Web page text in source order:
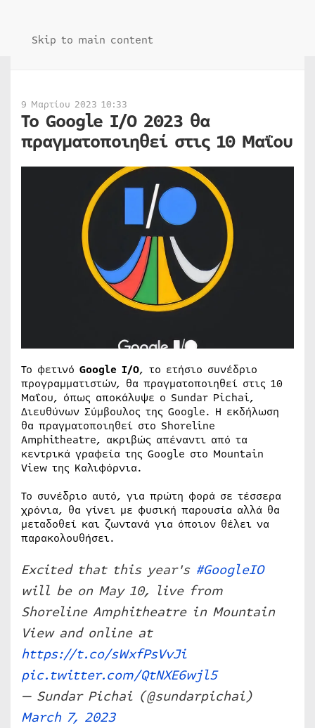
Skip to main content
9 Μαρτίου 2023 10:33
Το Google I/O 2023 θα
πραγματοποιηθεί στις 10 Μαΐου
Το φετινό Google I/O, το ετήσιο συνέδριο
προγραμματιστών, θα πραγματοποιηθεί στις 10
Μαΐου, όπως αποκάλυψε ο Sundar Pichai,
Διευθύνων Σύμβουλος της Google. Η εκδήλωση
θα πραγματοποιηθεί στο Shoreline
Amphitheatre, ακριβώς απέναντι από τα
κεντρικά γραφεία της Google στο Mountain
View της Καλιφόρνια.
Το συνέδριο αυτό, για πρώτη φορά σε τέσσερα
χρόνια, θα γίνει με φυσική παρουσία αλλά θα
μεταδοθεί και ζωντανά για όποιον θέλει να
παρακολουθήσει.
Excited that this year's #GoogleIO
will be on May 10, live from
Shoreline Amphitheatre in Mountain
View and online at
https://t.co/sWxfPsVvJi
pic.twitter.com/QtNXE6wjl5
— Sundar Pichai (@sundarpichai)
March 7, 2023